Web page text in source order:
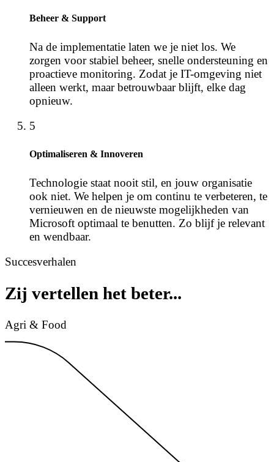
Beheer & Support
Na de implementatie laten we je niet los. We
zorgen voor stabiel beheer, snelle ondersteuning en
proactieve monitoring. Zodat je IT-omgeving niet
alleen werkt, maar betrouwbaar blijft, elke dag
opnieuw.
5
Optimaliseren & Innoveren
Technologie staat nooit stil, en jouw organisatie
ook niet. We helpen je om continu te verbeteren, te
vernieuwen en de nieuwste mogelijkheden van
Microsoft optimaal te benutten. Zo blijf je relevant
en wendbaar.
Succesverhalen
Zij vertellen het beter...
Agri & Food